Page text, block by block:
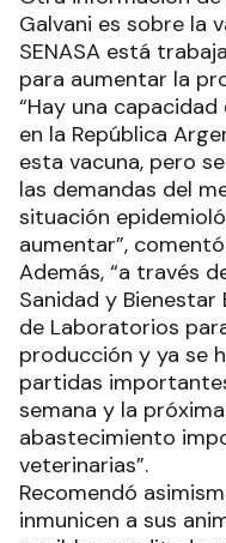
Galvani es sobre la
SENASA está
para aumentar la
“Hay una
en la República
esta vacuna, pero
las demandas del
situación
aumentar”,
Además, “a través
Sanidad y Bienestar
de Laboratorios
producción y ya se
partidas
semana y la
abastecimiento
veterinarias”.
Recomendó
inmunicen a sus